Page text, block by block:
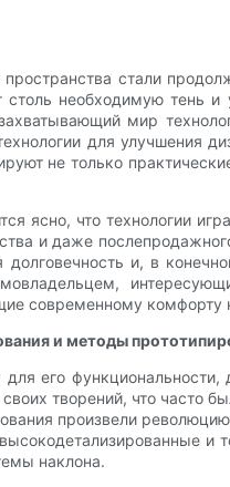
стали
необходимую тень
мир
для улучшения
не только
ясно, что технологии
и даже
и, в
современному комфорту
и методы
его
творений, что
произвели
наклона.